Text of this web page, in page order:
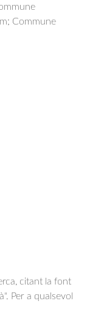
Commune
citant la font
Per a qualsevol